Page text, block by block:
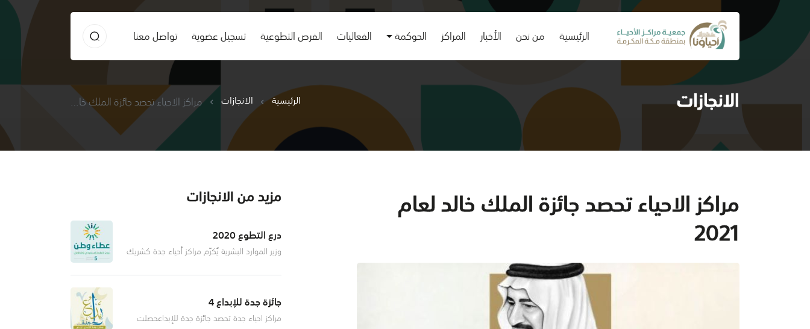
الرئيسية
(current) من نحن الأخبار المراكز الحوكمة الفعاليات الفرص التطوعية تسجيل عضوية تواصل معنا
الانجازات الرئيسية الانجازات مراكز الاحياء تحصد جائزة الملك خالد لعام 2021
مراكز الاحياء تحصد جائزة الملك خالد لعام
2021
مزيد من الانجازات
درع التطوع 2020
وزير الموارد البشرية يُكرّم مراكز أحياء جدة كشريك
معالي وزير الموارد البشرية والتنمية الاجتماعية
جائزة جدة للإبداع 4
مراكز احياء جدة تحصد جائزة جدة للإبداعحصلت